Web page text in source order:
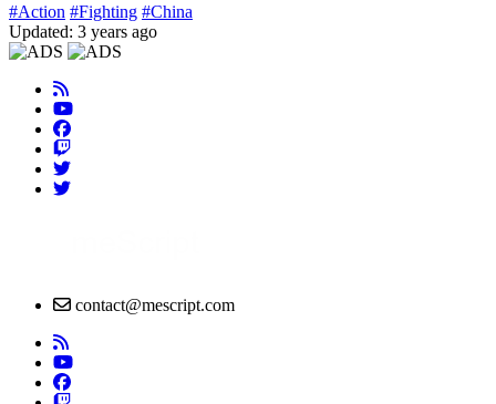
#Action #Fighting #China
Updated: 3 years ago
contact@mescript.com